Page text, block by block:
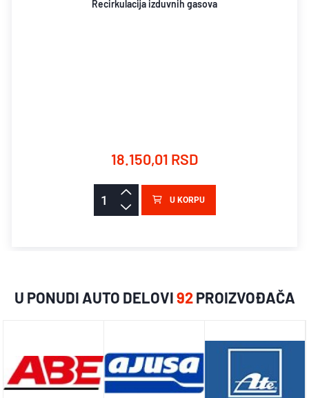
Recirkulacija izduvnih gasova
18.150,01 RSD
U KORPU
U PONUDI AUTO DELOVI92PROIZVOĐAČA